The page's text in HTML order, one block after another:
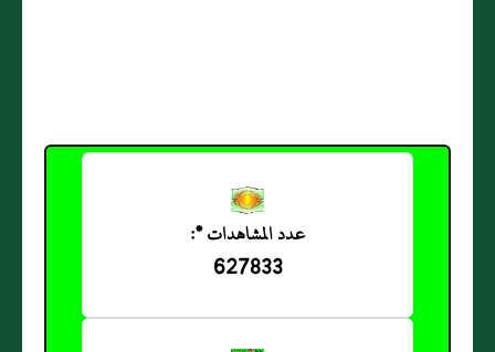
عدد المشاهدات *:
627833